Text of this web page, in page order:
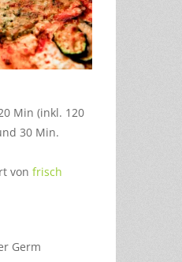
Min (inkl. 120
30 Min.
von frisch
Germ